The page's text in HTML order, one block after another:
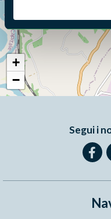
+
−
Segui i